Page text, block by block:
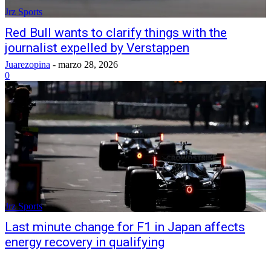
Jrz Sports
Red Bull wants to clarify things with the
journalist expelled by Verstappen
Juarezopina - marzo 28, 2026
0
Jrz Sports
Last minute change for F1 in Japan affects
energy recovery in qualifying